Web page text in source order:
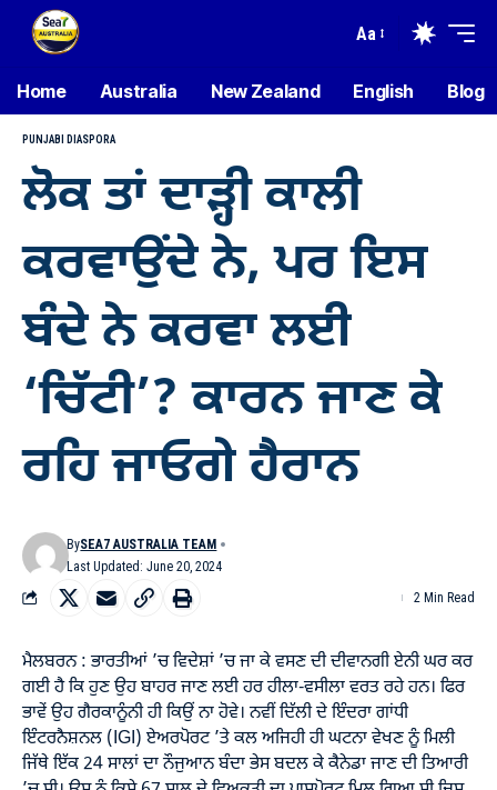
Aa
Home Australia New Zealand English Blog
PUNJABI DIASPORA
ਲੋਕ ਤਾਂ ਦਾੜ੍ਹੀ ਕਾਲੀ
ਕਰਵਾਉਂਦੇ ਨੇ, ਪਰ ਇਸ
ਬੰਦੇ ਨੇ ਕਰਵਾ ਲਈ
‘ਚਿੱਟੀ’? ਕਾਰਨ ਜਾਣ ਕੇ
ਰਹਿ ਜਾਓਗੇ ਹੈਰਾਨ
Last Updated: June 20, 2024
BySEA7 AUSTRALIA TEAM
2 Min Read
ਮੈਲਬਰਨ : ਭਾਰਤੀਆਂ ’ਚ ਵਿਦੇਸ਼ਾਂ ’ਚ ਜਾ ਕੇ ਵਸਣ ਦੀ ਦੀਵਾਨਗੀ ਏਨੀ ਘਰ ਕਰ
ਗਈ ਹੈ ਕਿ ਹੁਣ ਉਹ ਬਾਹਰ ਜਾਣ ਲਈ ਹਰ ਹੀਲਾ-ਵਸੀਲਾ ਵਰਤ ਰਹੇ ਹਨ। ਫਿਰ
ਭਾਵੇਂ ਉਹ ਗੈਰਕਾਨੂੰਨੀ ਹੀ ਕਿਉਂ ਨਾ ਹੋਵੇ। ਨਵੀਂ ਦਿੱਲੀ ਦੇ ਇੰਦਰਾ ਗਾਂਧੀ
ਇੰਟਰਨੈਸ਼ਨਲ (IGI) ਏਅਰਪੋਰਟ ’ਤੇ ਕਲ ਅਜਿਹੀ ਹੀ ਘਟਨਾ ਵੇਖਣ ਨੂੰ ਮਿਲੀ
ਜਿੱਥੇ ਇੱਕ 24 ਸਾਲਾਂ ਦਾ ਨੌਜੁਆਨ ਬੰਦਾ ਭੇਸ ਬਦਲ ਕੇ ਕੈਨੇਡਾ ਜਾਣ ਦੀ ਤਿਆਰੀ